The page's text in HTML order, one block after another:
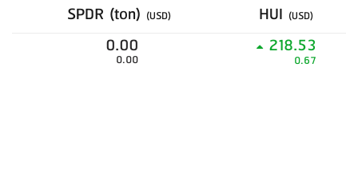
SPDR (ton) (USD) HUI (USD)
0.00
0.00
218.53
0.67